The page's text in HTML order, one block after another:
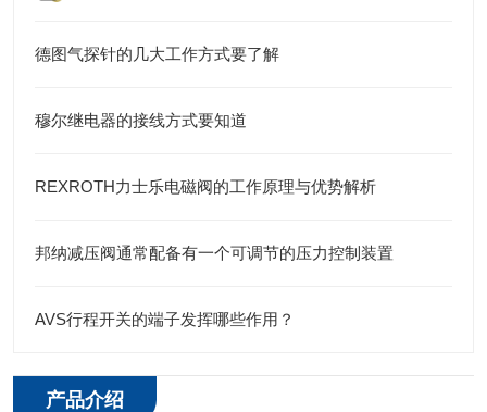
德图气探针的几大工作方式要了解
穆尔继电器的接线方式要知道
REXROTH力士乐电磁阀的工作原理与优势解析
邦纳减压阀通常配备有一个可调节的压力控制装置
AVS行程开关的端子发挥哪些作用？
产品介绍